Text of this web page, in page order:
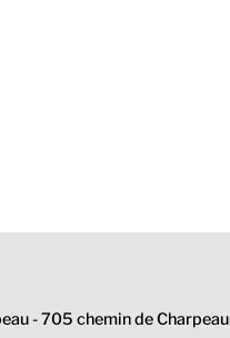
- 705 chemin de Charpeau